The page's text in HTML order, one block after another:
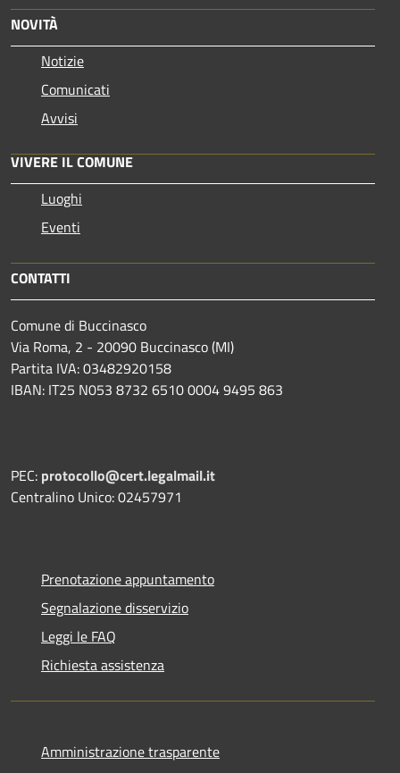
NOVITÀ
Notizie
Comunicati
Avvisi
VIVERE IL COMUNE
Luoghi
Eventi
CONTATTI
Comune di Buccinasco
Via Roma, 2 - 20090 Buccinasco (MI)
Partita IVA: 03482920158
IBAN: IT25 N053 8732 6510 0004 9495 863
PEC: protocollo@cert.legalmail.it
Centralino Unico: 02457971
Prenotazione appuntamento
Segnalazione disservizio
Leggi le FAQ
Richiesta assistenza
Amministrazione trasparente